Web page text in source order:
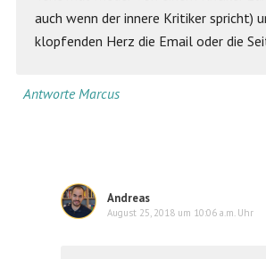
auch wenn der innere Kritiker spricht)
klopfenden Herz die Email oder die
Antworte Marcus
Andreas
August 25, 2018 um 10:06 a.m. Uhr